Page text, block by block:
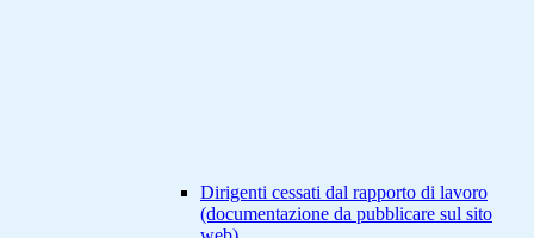
Dirigenti cessati dal rapporto di lavoro
(documentazione da pubblicare sul sito